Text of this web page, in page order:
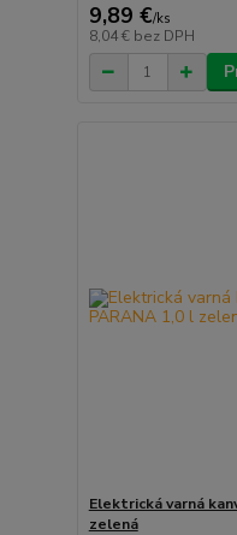
9,89 €/ks
8,04 € bez DPH
Elektrická varná
zelená